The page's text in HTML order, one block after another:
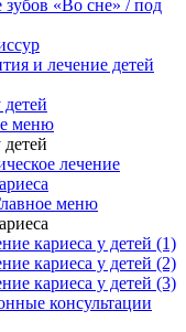
зубов «Во сне» / под
и лечение детей
меню
лечение
меню
кариеса у детей (1)
кариеса у детей (2)
кариеса у детей (3)
консультации